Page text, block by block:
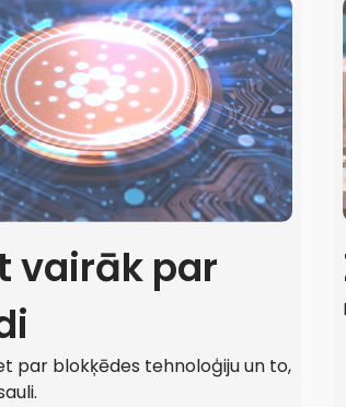
vairāk par
par blokķēdes tehnoloģiju un to,